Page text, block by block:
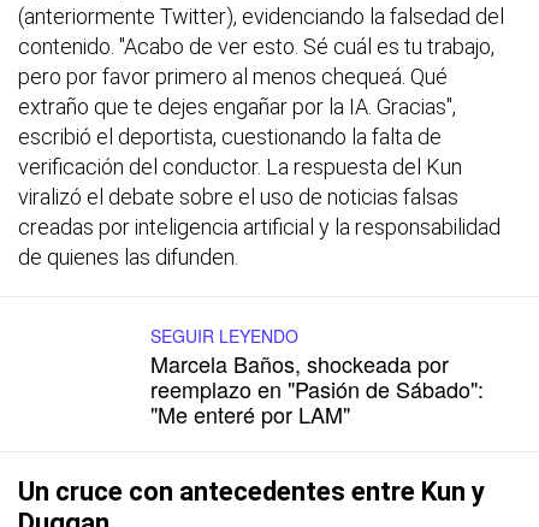
(anteriormente Twitter), evidenciando la falsedad del
contenido. "Acabo de ver esto. Sé cuál es tu trabajo,
pero por favor primero al menos chequeá. Qué
extraño que te dejes engañar por la IA. Gracias",
escribió el deportista, cuestionando la falta de
verificación del conductor. La respuesta del Kun
viralizó el debate sobre el uso de noticias falsas
creadas por inteligencia artificial y la responsabilidad
de quienes las difunden.
SEGUIR LEYENDO
Marcela Baños, shockeada por
reemplazo en "Pasión de Sábado":
"Me enteré por LAM"
Un cruce con antecedentes entre Kun y